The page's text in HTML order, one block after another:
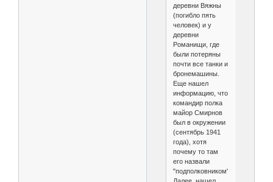
деревни Вяжны
(погибло пять
человек) и у
деревни
Романищи, где
были потеряны
почти все танки и
бронемашины.
Еще нашел
информацию, что
командир полка
майор Смирнов
был в окружении
(сентябрь 1941
года), хотя
почему то там
его назвали
"подполковником".
Далее, нашел